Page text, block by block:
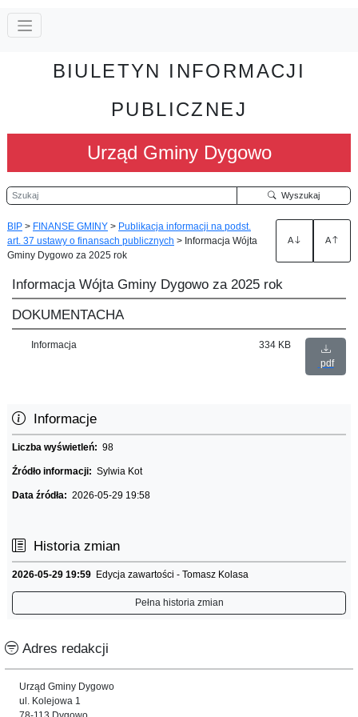
BIULETYN INFORMACJI
PUBLICZNEJ
Urząd Gminy Dygowo
Szukaj Wyszukaj
BIP > FINANSE GMINY > Publikacja informacji na podst.
art. 37 ustawy o finansach publicznych > Informacja Wójta
Gminy Dygowo za 2025 rok
A A
Informacja Wójta Gminy Dygowo za 2025 rok
DOKUMENTACHA
Informacja
334 KB
pdf
Informacje
Liczba wyświetleń: 98
Źródło informacji: Sylwia Kot
Data źródła: 2026-05-29 19:58
Historia zmian
2026-05-29 19:59 Edycja zawartości - Tomasz Kolasa
Pełna historia zmian
Adres redakcji
Urząd Gminy Dygowo
ul. Kolejowa 1